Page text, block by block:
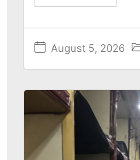
August 5, 2026